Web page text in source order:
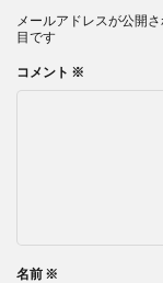
メールアドレスが公開
目です
コメント ※
名前 ※